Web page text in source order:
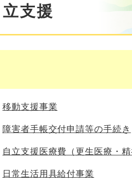
支援
移動支援事業
障害者手帳交付申請等の手続き
自立支援医療費（更生医療・
日常生活用具給付事業